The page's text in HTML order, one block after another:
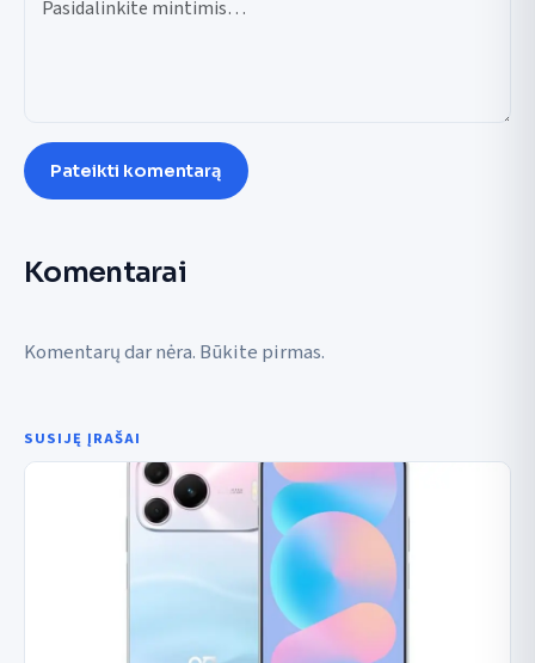
Pateikti komentarą
Komentarai
Komentarų dar nėra. Būkite pirmas.
SUSIJĘ ĮRAŠAI